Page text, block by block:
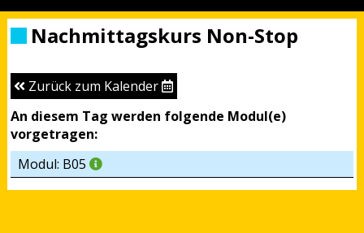
Nachmittagskurs Non-Stop
Zurück zum Kalender
An diesem Tag werden folgende Modul(e)
vorgetragen:
Modul: B05